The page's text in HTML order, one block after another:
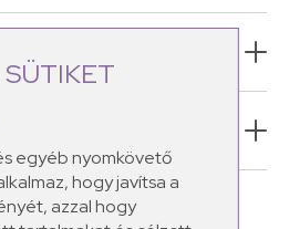
egyéb nyomkövető
hogy javítsa a
azzal hogy